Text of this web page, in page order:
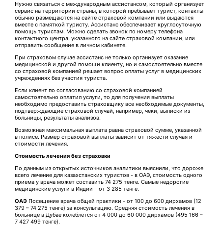
Нужно связаться с международным ассистансом, который организует
сервис на территории страны, в которой пребывает турист, контакты
обычно размещаются на сайте страховой компании или выдаются
вместе с памяткой туристу. Ассистанс обеспечивает круглосуточную
помощь туристам. Можно сделать звонок по номеру телефона
контактного центра, указанного на сайте страховой компании, или
отправить сообщение в личном кабинете.
При страховом случае ассистанс не только организует оказание
медицинской и другой помощи клиенту, но и самостоятельно вместе
со страховой компанией решает вопрос оплаты услуг в медицинских
учреждениях без участия туриста.
Если клиент по согласованию со страховой компанией
самостоятельно оплатил услуги, то для получения выплаты
необходимо предоставить страховщику все необходимые документы,
подтверждающие страховой случай, например, чеки, выписки из
больницы, результаты анализов.
Возможная максимальная выплата равна страховой сумме, указанной
в полисе. Размер страховой выплаты зависит от тяжести случая и
стоимости лечения.
Стоимость лечения без страховки
По данным из открытых источников аналитики выяснили, что дороже
всего лечение для казахстанских туристов - в ОАЭ, стоимость одного
приема у врача может составить 74 275 тенге. Самые недорогие
медицинские услуги в Индии – от 3 285 тенге.
ОАЭ Посещение врача общей практики - от 100 до 600 дирхамов (12
379 – 74 275 тенге) за консультацию. Средняя стоимость лечения в
больнице в Дубае колеблется от 4 000 до 60 000 дирхамов (495 166 –
7 427 499 тенге).